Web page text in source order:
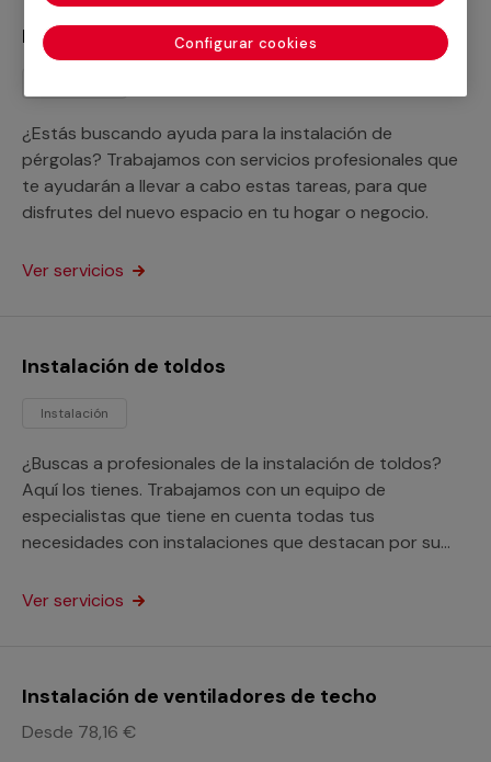
Instalación de pérgolas
¿Estás buscando ayuda para la instalación de
pérgolas? Trabajamos con servicios profesionales que
te ayudarán a llevar a cabo estas tareas, para que
disfrutes del nuevo espacio en tu hogar o negocio.
Ver servicios
Instalación de toldos
Instalación
¿Buscas a profesionales de la instalación de toldos?
Aquí los tienes. Trabajamos con un equipo de
especialistas que tiene en cuenta todas tus
necesidades con instalaciones que destacan por su
Ver servicios
Instalación de ventiladores de techo
Desde 78,16 €
Configurar cookies